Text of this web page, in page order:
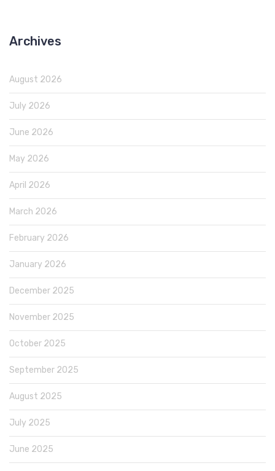
Archives
August 2026
July 2026
June 2026
May 2026
April 2026
March 2026
February 2026
January 2026
December 2025
November 2025
October 2025
September 2025
August 2025
July 2025
June 2025